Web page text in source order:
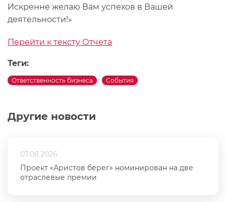
Другие новости
07.08.2026
Проект «Аристов берег» номинирован на две
отраслевые премии
Искренне желаю Вам успехов в Вашей
деятельности!»
Перейти к тексту Отчета
Теги:
Ответственность бизнеса События